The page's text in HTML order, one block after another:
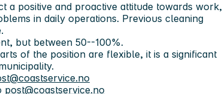
a positive and proactive attitude towards work,
in daily operations. Previous cleaning
but between 50--100%.
of the position are flexible, it is a significant
post@coastservice.no